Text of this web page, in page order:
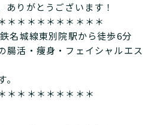
ありがとうございます！
＊＊＊＊＊＊＊＊＊＊
名城線東別院駅から徒歩6分
腸活・痩身・フェイシャルエス
＊＊＊＊＊＊＊＊＊